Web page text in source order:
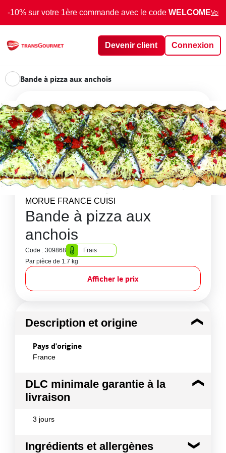
-10% sur votre 1ère commande avec le code WELCOMEVoir
Devenir client Connexion
Bande à pizza aux anchois
MORUE FRANCE CUISI
Bande à pizza aux
anchois
Code : 309868
Frais
Par pièce de 1.7 kg
Afficher le prix
Description et origine
Pays d'origine
France
DLC minimale garantie à la
livraison
3 jours
Ingrédients et allergènes